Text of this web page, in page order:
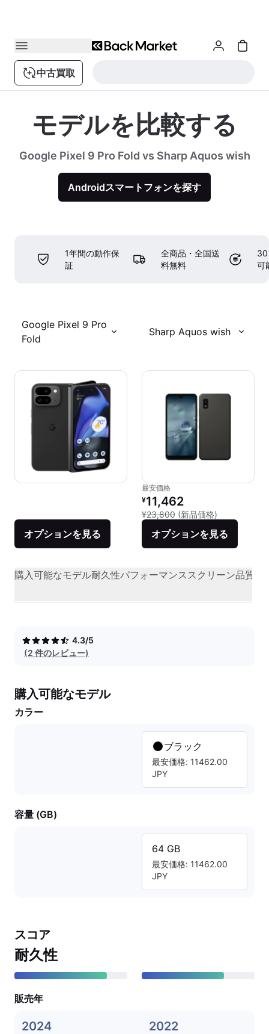
中古買取
モデルを比較する
Google Pixel 9 Pro Fold vs Sharp Aquos wish
Androidスマートフォンを探す
1年間の動作保
証
全商品・全国送
料無料
30
可
Google Pixel 9 Pro
Fold
Sharp Aquos wish
オプションを見る
最安価格
リファービッシュ品の価格：
¥11,462
¥23,800 (新品価格)
オプションを見る
購入可能なモデル耐久性パフォーマンススクリーン品質
4.3/5
(2 件のレビュー)
購入可能なモデル
カラー
ブラック
最安価格: 11462.00
JPY
容量 (GB)
64 GB
最安価格: 11462.00
JPY
スコア
耐久性
販売年
2024 2022